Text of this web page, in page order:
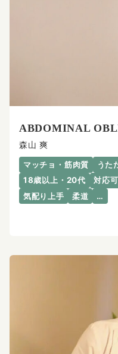
ABDOMINAL
森山 爽
マッチョ・筋肉質 うた
18歳以上・20代
対応
気配り上手
柔道 …